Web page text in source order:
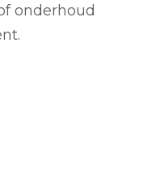
onderhoud